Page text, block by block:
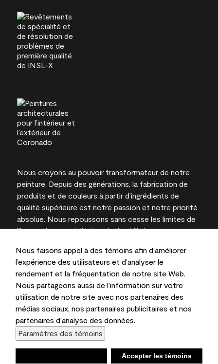
Nous faisons appel à des témoins afin d’améliorer
l’expérience des utilisateurs et d’analyser le
rendement et la fréquentation de notre site Web.
Nous partageons aussi de l’information sur votre
utilisation de notre site avec nos partenaires des
médias sociaux, nos partenaires publicitaires et nos
partenaires d’analyse des données.
Paramètres des témoins
Accepter les témoins
Nous croyons au pouvoir transformateur de notre
peinture. Depuis des générations, la fabrication de
produits et de couleurs à partir d’ingrédients de
qualité supérieure est notre passion et notre priorité
absolue. Nous repoussons sans cesse les limites de
l’innovation et privilégions la durabilité pour
l’expertise locale.
Les couleurs représentées à l’écran et sur les
documents imprimés peuvent différer des couleurs
en contenant.